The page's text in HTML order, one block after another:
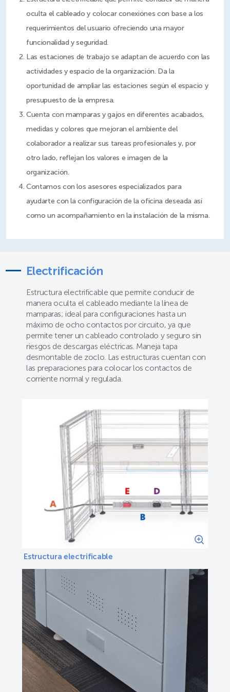
oculta el cableado y colocar conexiónes con base a los
requerimientos del usuario ofreciendo una mayor
Las estaciones de trabajo se adaptan de acuerdo con las
actividades y espacio de la organización. Da la
oportunidad de ampliar las estaciones según el espacio y
Cuenta con mamparas y gajos en diferentes acabados,
medidas y colores que mejoran el ambiente del
colaborador a realizar sus tareas profesionales y, por
otro lado, reflejan los valores e imagen de la
Contamos con los asesores especializados para
ayudarte con la configuración de la oficina deseada así
como un acompañamiento en la instalación de la misma.
Electrificación
Estructura electrificable que permite conducir de
manera oculta el cableado mediante la línea de
mamparas; ideal para configuraciones hasta un
máximo de ocho contactos por circuito, ya que
permite tener un cableado controlado y seguro sin
riesgos de descargas eléctricas. Maneja tapa
desmontable de zoclo. Las estructuras cuentan con
las preparaciones para colocar los contactos de
corriente normal y regulada.
Estructura electrificable